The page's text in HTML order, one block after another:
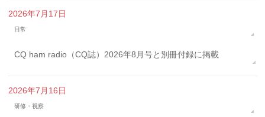
2026年7月17日
日常
CQ ham radio（CQ誌）2026年8月号と別冊付録に掲載
2026年7月16日
研修・視察